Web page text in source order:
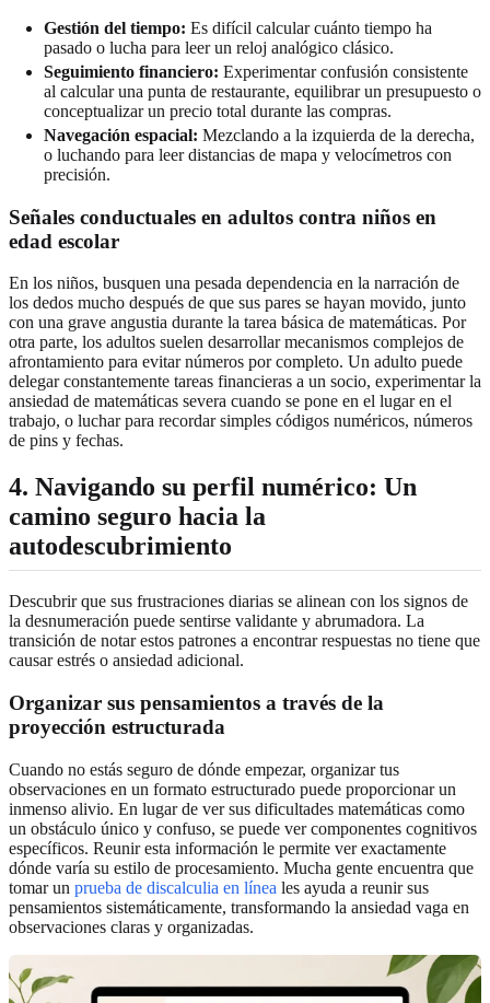
Gestión del tiempo: Es difícil calcular cuánto tiempo ha
pasado o lucha para leer un reloj analógico clásico.
Seguimiento financiero: Experimentar confusión consistente
al calcular una punta de restaurante, equilibrar un presupuesto o
conceptualizar un precio total durante las compras.
Navegación espacial: Mezclando a la izquierda de la derecha,
o luchando para leer distancias de mapa y velocímetros con
precisión.
Señales conductuales en adultos contra niños en
edad escolar
En los niños, busquen una pesada dependencia en la narración de
los dedos mucho después de que sus pares se hayan movido, junto
con una grave angustia durante la tarea básica de matemáticas. Por
otra parte, los adultos suelen desarrollar mecanismos complejos de
afrontamiento para evitar números por completo. Un adulto puede
delegar constantemente tareas financieras a un socio, experimentar la
ansiedad de matemáticas severa cuando se pone en el lugar en el
trabajo, o luchar para recordar simples códigos numéricos, números
de pins y fechas.
4. Navigando su perfil numérico: Un
camino seguro hacia la
autodescubrimiento
Descubrir que sus frustraciones diarias se alinean con los signos de
la desnumeración puede sentirse validante y abrumadora. La
transición de notar estos patrones a encontrar respuestas no tiene que
causar estrés o ansiedad adicional.
Organizar sus pensamientos a través de la
proyección estructurada
Cuando no estás seguro de dónde empezar, organizar tus
observaciones en un formato estructurado puede proporcionar un
inmenso alivio. En lugar de ver sus dificultades matemáticas como
un obstáculo único y confuso, se puede ver componentes cognitivos
específicos. Reunir esta información le permite ver exactamente
dónde varía su estilo de procesamiento. Mucha gente encuentra que
tomar un prueba de discalculia en línea les ayuda a reunir sus
pensamientos sistemáticamente, transformando la ansiedad vaga en
observaciones claras y organizadas.